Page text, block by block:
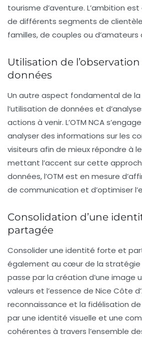
tourisme d’aventure. L’ambition
de différents segments de clientèle,
familles, de couples ou d’amateurs
Utilisation de
données
Un autre aspect fondamental de
l’utilisation de données et
actions à venir. L’OTM NCA
analyser des informations sur les
visiteurs afin de mieux répondre à
mettant l’accent sur cette
données, l’OTM est en mesure
de communication et d’optimiser
Consolidation d’une
partagée
Consolider une identité forte et
également au cœur de la stratégie
passe par la création d’une image
valeurs et l’essence de Nice Côte
reconnaissance et la fidélisation
par une identité visuelle et une
cohérentes à travers l’ensemble